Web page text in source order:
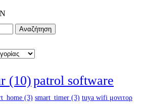
Αναζήτηση
(10)patrol software
(3) smart_timer (3) tuya wifi μονιτορ